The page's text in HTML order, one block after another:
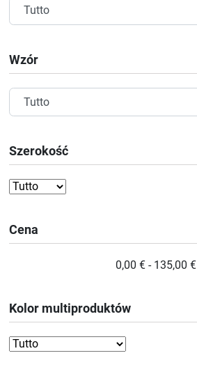
Wzór
Szerokość
Cena
0,00 € - 135,00 €
Kolor multiproduktów